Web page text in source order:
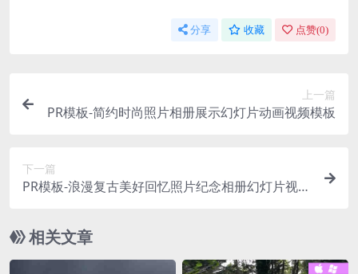
分享 收藏 点赞(0)
上一篇
PR模板-简约时尚照片相册展示幻灯片动画视频模板
下一篇
PR模板-浪漫复古美好回忆照片纪念相册幻灯片视频
相关文章